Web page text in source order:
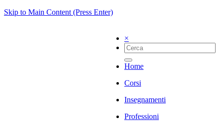
Skip to Main Content (Press Enter)
×
Home
Corsi
Insegnamenti
Professioni